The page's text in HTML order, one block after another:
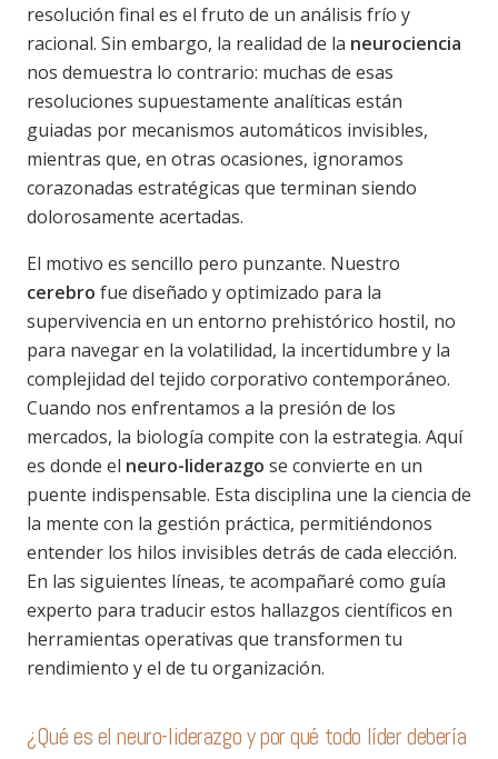
resolución final es el fruto de un análisis frío y
racional. Sin embargo, la realidad de la neurociencia
nos demuestra lo contrario: muchas de esas
resoluciones supuestamente analíticas están
guiadas por mecanismos automáticos invisibles,
mientras que, en otras ocasiones, ignoramos
corazonadas estratégicas que terminan siendo
dolorosamente acertadas.
El motivo es sencillo pero punzante. Nuestro
cerebro fue diseñado y optimizado para la
supervivencia en un entorno prehistórico hostil, no
para navegar en la volatilidad, la incertidumbre y la
complejidad del tejido corporativo contemporáneo.
Cuando nos enfrentamos a la presión de los
mercados, la biología compite con la estrategia. Aquí
es donde el neuro-liderazgo se convierte en un
puente indispensable. Esta disciplina une la ciencia de
la mente con la gestión práctica, permitiéndonos
entender los hilos invisibles detrás de cada elección.
En las siguientes líneas, te acompañaré como guía
experto para traducir estos hallazgos científicos en
herramientas operativas que transformen tu
rendimiento y el de tu organización.
¿Qué es el neuro-liderazgo y por qué todo líder debería